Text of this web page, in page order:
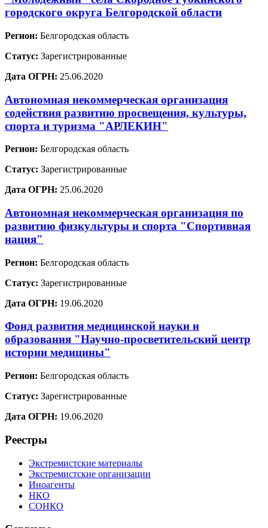
городского округа Белгородской области
Регион: Белгородская область
Статус: Зарегистрированные
Дата ОГРН: 25.06.2020
Автономная некоммерческая организация
содействия развитию просвещения, культуры,
спорта и туризма "АРЛЕКИН"
Регион: Белгородская область
Статус: Зарегистрированные
Дата ОГРН: 25.06.2020
Автономная некоммерческая организация по
развитию физкультуры и спорта "Спортивная
нация"
Регион: Белгородская область
Статус: Зарегистрированные
Дата ОГРН: 19.06.2020
Фонд развития медицинской науки и
образования "Научно-просветительский центр
истории медицины"
Регион: Белгородская область
Статус: Зарегистрированные
Дата ОГРН: 19.06.2020
Реестры
Экстремистские материалы
Экстремистские организации
Иноагенты
НКО
СОНКО